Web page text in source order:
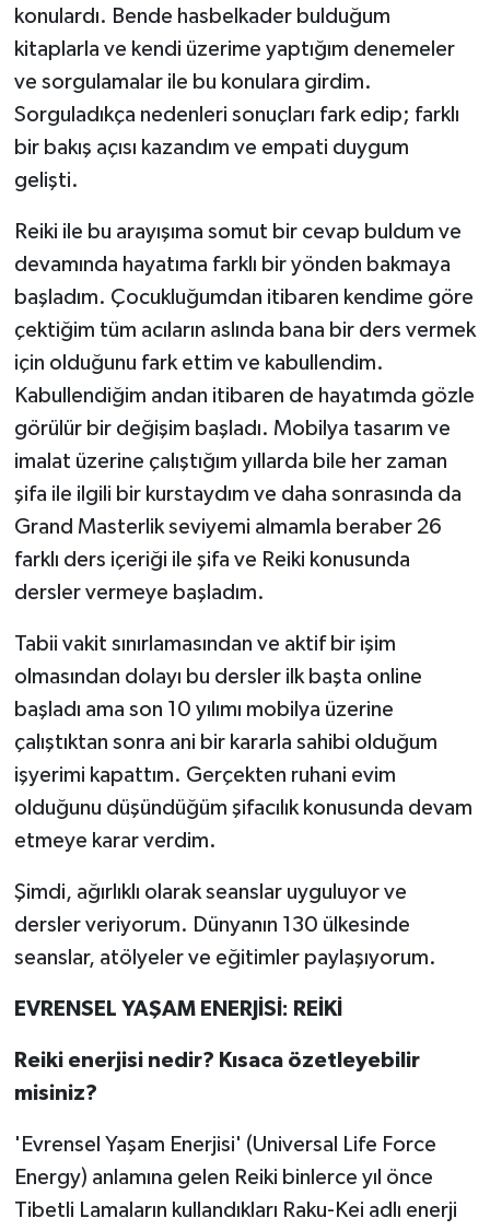
konulardı. Bende hasbelkader bulduğum
kitaplarla ve kendi üzerime yaptığım denemeler
ve sorgulamalar ile bu konulara girdim.
Sorguladıkça nedenleri sonuçları fark edip; farklı
bir bakış açısı kazandım ve empati duygum
gelişti.
Reiki ile bu arayışıma somut bir cevap buldum ve
devamında hayatıma farklı bir yönden bakmaya
başladım. Çocukluğumdan itibaren kendime göre
çektiğim tüm acıların aslında bana bir ders vermek
için olduğunu fark ettim ve kabullendim.
Kabullendiğim andan itibaren de hayatımda gözle
görülür bir değişim başladı. Mobilya tasarım ve
imalat üzerine çalıştığım yıllarda bile her zaman
şifa ile ilgili bir kurstaydım ve daha sonrasında da
Grand Masterlik seviyemi almamla beraber 26
farklı ders içeriği ile şifa ve Reiki konusunda
dersler vermeye başladım.
Tabii vakit sınırlamasından ve aktif bir işim
olmasından dolayı bu dersler ilk başta online
başladı ama son 10 yılımı mobilya üzerine
çalıştıktan sonra ani bir kararla sahibi olduğum
işyerimi kapattım. Gerçekten ruhani evim
olduğunu düşündüğüm şifacılık konusunda devam
etmeye karar verdim.
Şimdi, ağırlıklı olarak seanslar uyguluyor ve
dersler veriyorum. Dünyanın 130 ülkesinde
seanslar, atölyeler ve eğitimler paylaşıyorum.
EVRENSEL YAŞAM ENERJİSİ: REİKİ
Reiki enerjisi nedir? Kısaca özetleyebilir
misiniz?
'Evrensel Yaşam Enerjisi' (Universal Life Force
Energy) anlamına gelen Reiki binlerce yıl önce
Tibetli Lamaların kullandıkları Raku-Kei adlı enerji